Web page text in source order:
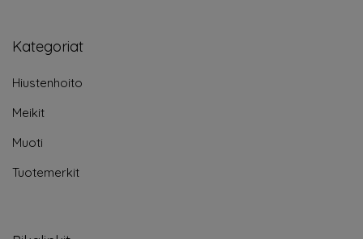
Kategoriat
Hiustenhoito
Meikit
Muoti
Tuotemerkit